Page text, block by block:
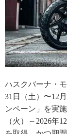
ハスクバーナ・
31日（土）〜12
ンペーン」を実
（火）～2026年